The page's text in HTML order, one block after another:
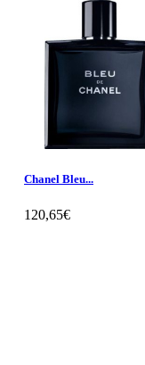
Chanel Bleu...
120,65€